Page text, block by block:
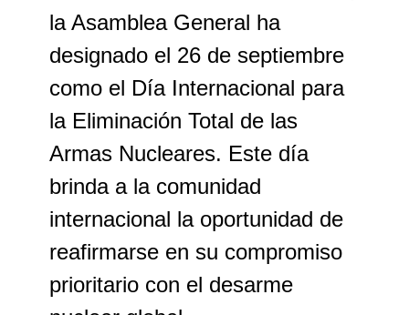
la Asamblea General ha
designado el 26 de septiembre
como el Día Internacional para
la Eliminación Total de las
Armas Nucleares. Este día
brinda a la comunidad
internacional la oportunidad de
reafirmarse en su compromiso
prioritario con el desarme